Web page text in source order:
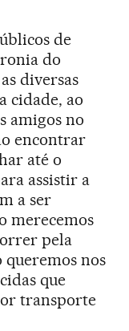
de
do
diversas
cidade, ao
amigos no
encontrar
até o
assistir a
a ser
merecemos
pela
nos
que
transporte